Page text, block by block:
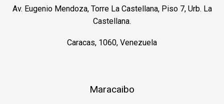
Av. Eugenio Mendoza, Torre La Castellana, Piso 7, Urb. La
Castellana.
Caracas, 1060, Venezuela
Maracaibo